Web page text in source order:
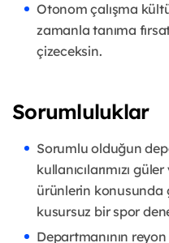
Otonom çalışma
zamanla tanıma
çizeceksin.
Sorumluluklar
Sorumlu olduğun
kullanıcılarımızı
ürünlerin konusunda
kusursuz bir spor
Departmanının